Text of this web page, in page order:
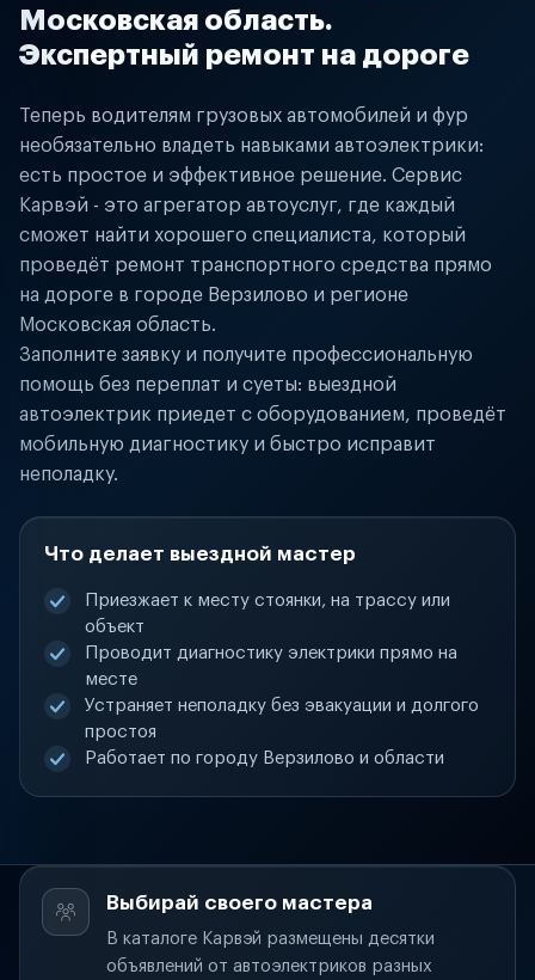
Московская область.
Экспертный ремонт на дороге
Теперь водителям грузовых автомобилей и фур
необязательно владеть навыками автоэлектрики:
есть простое и эффективное решение. Сервис
Карвэй - это агрегатор автоуслуг, где каждый
сможет найти хорошего специалиста, который
проведёт ремонт транспортного средства прямо
на дороге в городе Верзилово и регионе
Московская область.
Заполните заявку и получите профессиональную
помощь без переплат и суеты: выездной
автоэлектрик приедет с оборудованием, проведёт
мобильную диагностику и быстро исправит
неполадку.
Что делает выездной мастер
Приезжает к месту стоянки, на трассу или
объект
Проводит диагностику электрики прямо на
месте
Устраняет неполадку без эвакуации и долгого
простоя
Работает по городу Верзилово и области
Выбирай своего мастера
В каталоге Карвэй размещены десятки
объявлений от автоэлектриков разных